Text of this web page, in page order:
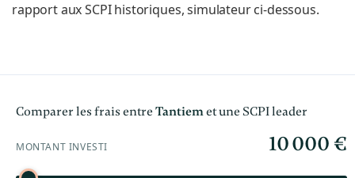
rapport aux SCPI historiques, simulateur ci-dessous.
Comparer les frais entre Tantiemet une SCPI leader
MONTANT INVESTI 10 000 €